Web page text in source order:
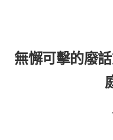
無懈可擊的廢